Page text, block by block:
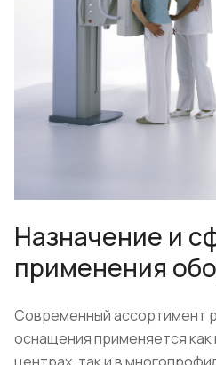
Назначение и
применения
Современный ассортимент
оснащения применяется как